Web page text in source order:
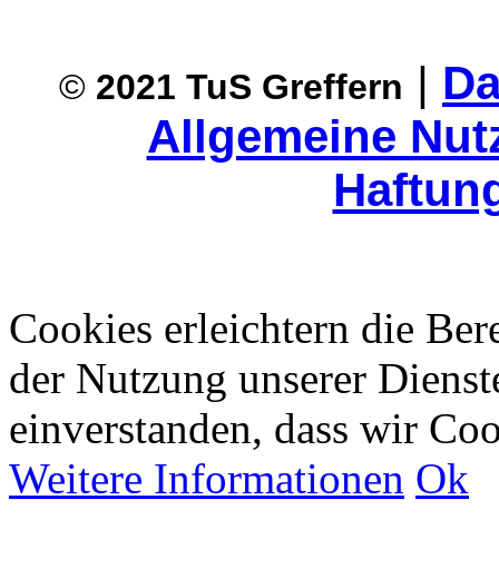
© 2021 TuS Greffern |
Allgemeine
Cookies erleichtern die
der Nutzung unserer
einverstanden, dass wir
Weitere Informationen Ok